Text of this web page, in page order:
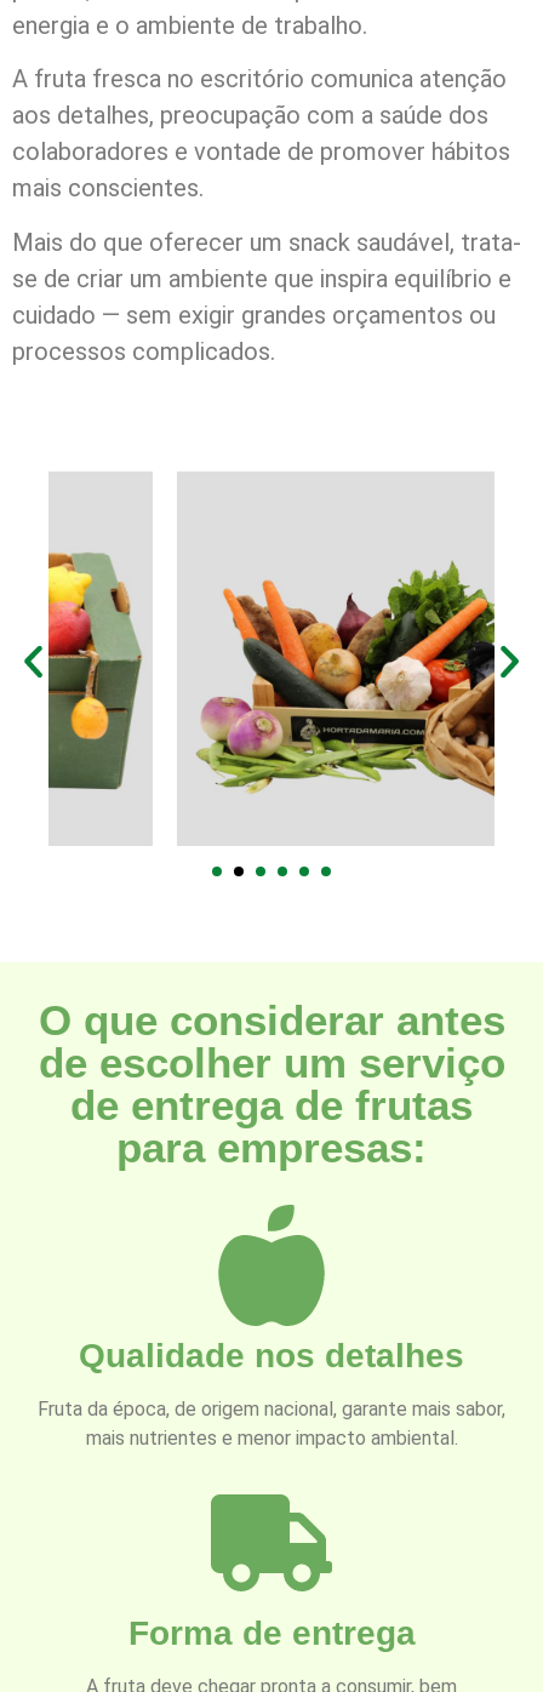
energia e o ambiente de trabalho.
A fruta fresca no escritório comunica atenção
aos detalhes, preocupação com a saúde dos
colaboradores e vontade de promover hábitos
mais conscientes.
Mais do que oferecer um snack saudável, trata-
se de criar um ambiente que inspira equilíbrio e
cuidado — sem exigir grandes orçamentos ou
processos complicados.
O que considerar antes
de escolher um serviço
de entrega de frutas
para empresas:
Qualidade nos detalhes
Fruta da época, de origem nacional, garante mais sabor,
mais nutrientes e menor impacto ambiental.
Forma de entrega
A fruta deve chegar pronta a consumir, bem